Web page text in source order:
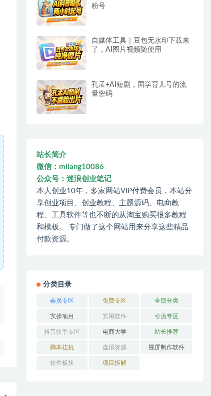
粉号
自媒体工具｜豆包无水印下载来
了，AI图片视频随便用
孔孟+AI短剧，国学育儿号的流
量密码
站长简介
微信：milang10086
公众号：迷浪创业笔记
本人创业10年，多家网站VIP付费会员，本站分
享创业项目、创业教程、主题源码、电商教
程、工具软件等也不断的从淘宝购买很多教程
和模板。 专门做了这个网站用来分享这些精品
付款资源。
分类目录
会员专区 免费专区 全部分类
实操项目 实用软件 引流专区
抖音快手专区 电商大学 站长推荐
脚本挂机 虚拟资源 视屏制作软件
软件板块 项目拆解